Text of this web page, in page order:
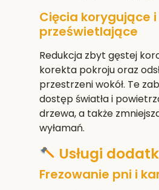
Cięcia korygujące i
prześwietlające
Redukcja zbyt gęstej
korekta pokroju oraz
przestrzeni wokół. Te
dostęp światła i
drzewa, a także
wyłamań.
Usługi
Frezowanie pni i